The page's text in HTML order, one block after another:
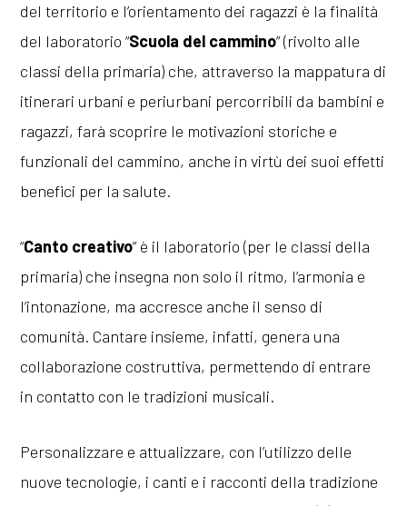
del territorio e l’orientamento dei ragazzi è la finalità
del laboratorio “Scuola del cammino” (rivolto alle
classi della primaria) che, attraverso la mappatura di
itinerari urbani e periurbani percorribili da bambini e
ragazzi, farà scoprire le motivazioni storiche e
funzionali del cammino, anche in virtù dei suoi effetti
benefici per la salute.
“Canto creativo” è il laboratorio (per le classi della
primaria) che insegna non solo il ritmo, l’armonia e
l’intonazione, ma accresce anche il senso di
comunità. Cantare insieme, infatti, genera una
collaborazione costruttiva, permettendo di entrare
in contatto con le tradizioni musicali.
Personalizzare e attualizzare, con l’utilizzo delle
nuove tecnologie, i canti e i racconti della tradizione